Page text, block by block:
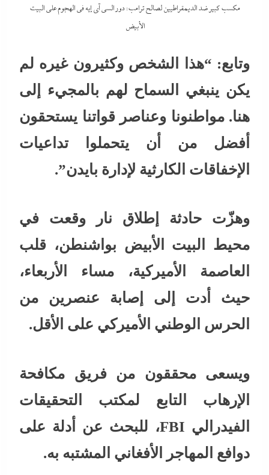
مكسب كبير ضد الديمقراطيين لصالح ترامب: دور السي آي إيه في الهجوم على البيت
الأبيض
وتابع: “هذا الشخص وكثيرون غيره لم
يكن ينبغي السماح لهم بالمجيء إلى
هنا. مواطنونا وعناصر قواتنا يستحقون
أفضل من أن يتحملوا تداعيات
الإخفاقات الكارثية لإدارة بايدن”.
وهزّت حادثة إطلاق نار وقعت في
محيط البيت الأبيض بواشنطن، قلب
العاصمة الأميركية، مساء الأربعاء،
حيث أدت إلى إصابة عنصرين من
الحرس الوطني الأميركي على الأقل.
ويسعى محققون من فريق مكافحة
الإرهاب التابع لمكتب التحقيقات
الفيدرالي FBI، للبحث عن أدلة على
دوافع المهاجر الأفغاني المشتبه به.